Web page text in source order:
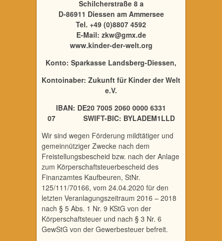
Schilcherstraße 8 a
D-86911 Diessen am Ammersee
Tel. +49 (0)8807 4592
E-Mail: zkw@gmx.de
www.kinder-der-welt.org
Konto: Sparkasse Landsberg-Diessen,
Kontoinaber: Zukunft für Kinder der Welt
e.V.
IBAN: DE20 7005 2060 0000 6331
07 SWIFT-BIC: BYLADEM1LLD
Wir sind wegen Förderung mildtätiger und
gemeinnütziger Zwecke nach dem
Freistellungsbescheid bzw. nach der Anlage
zum Körperschaftsteuerbescheid des
Finanzamtes Kaufbeuren, StNr.
125/111/70166, vom 24.04.2020 für den
letzten Veranlagungszeitraum 2016 – 2018
nach § 5 Abs. 1 Nr. 9 KStG von der
Körperschaftsteuer und nach § 3 Nr. 6
GewStG von der Gewerbesteuer befreit.